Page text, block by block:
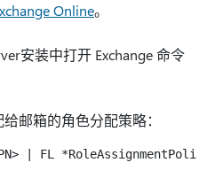
Online。
安装中打开 Exchange 命令
邮箱的角色分配策略：